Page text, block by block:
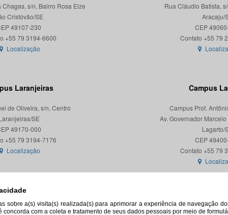
sobre a(s) visita(s) realizada(s) para aprimorar a experiência de navegação
concorda com a coleta e tratamento de seus dados pessoais por meio de
Chagas, s/n, Bairro Rosa Elze
Cristóvão/SE
49107-230
Localização
Rua Cláudio Batista,
Aracaju/
CEP
Laranjeiras
de Oliveira, s/n, Centro
SE
49170-000
Localização
Campus
Campus Prof.
Av. Governador
Lagarto/
CEP